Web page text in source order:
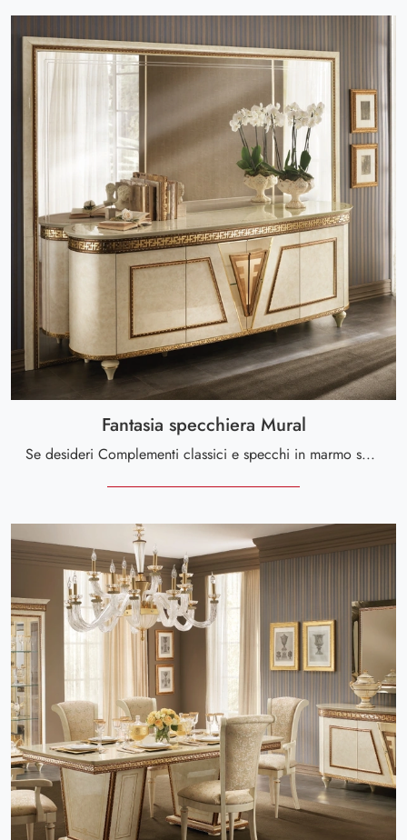
Fantasia specchiera Mural
Se desideri Complementi classici e specchi in marmo scopri di più sul modello Fantasia specchiera Mural della marca Arredoclassic.